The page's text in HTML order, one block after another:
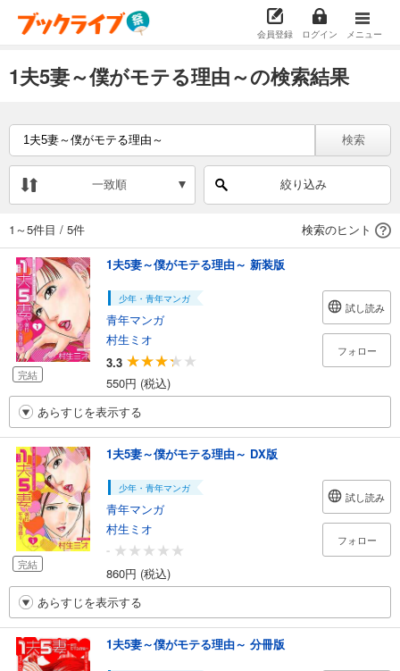
会員登録 ログイン メニュー
1夫5妻～僕がモテる理由～の検索結果
検索
一致順 絞り込み
1～5件目 / 5件 検索のヒント
完結
1夫5妻～僕がモテる理由～ 新装版
少年・青年マンガ
青年マンガ
村生ミオ
3.3
550円 (税込)
試し読み
フォロー
あらすじを表示する
完結
1夫5妻～僕がモテる理由～ DX版
少年・青年マンガ
青年マンガ
村生ミオ
-
860円 (税込)
試し読み
フォロー
あらすじを表示する
1夫5妻～僕がモテる理由～ 分冊版